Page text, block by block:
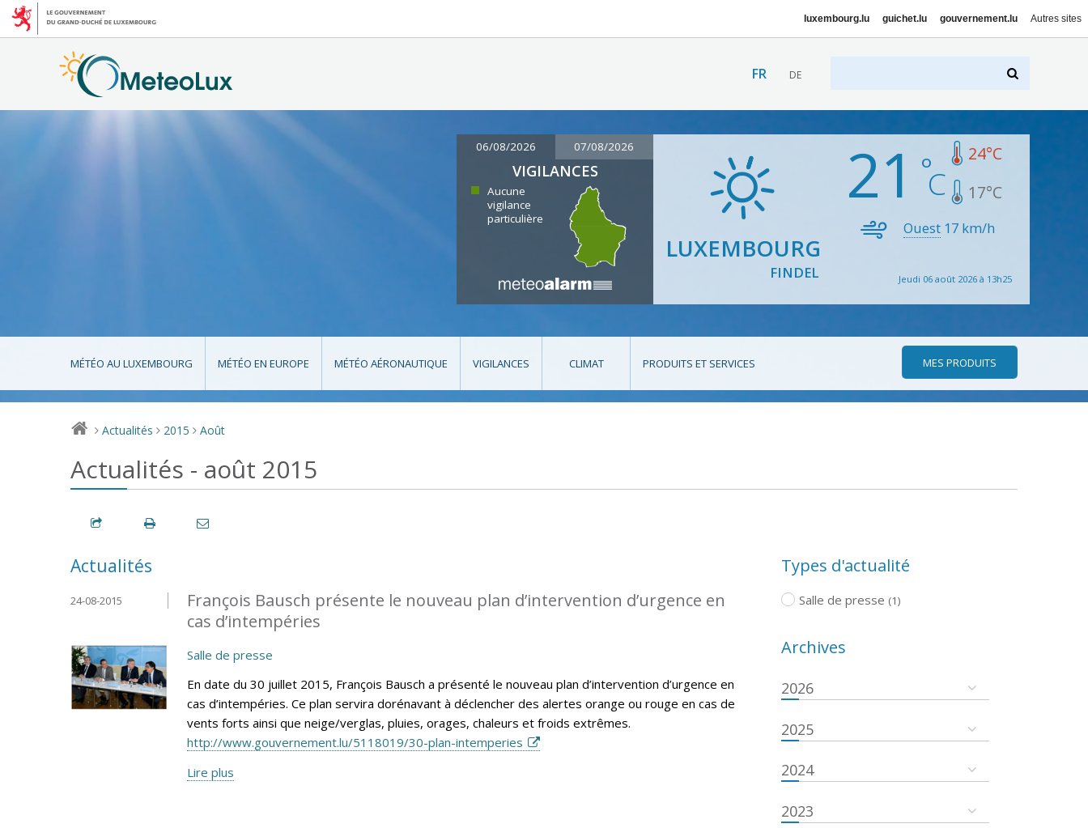
luxembourg.lu guichet.lu gouvernement.lu Autres sites
FR DE
06/08/2026 07/08/2026
VIGILANCES
Aucune
vigilance
particulière
LUXEMBOURG
FINDEL
21 24°C
17°C
Ouest 17 km/h
Jeudi 06 août 2026 à 13h25
MÉTÉO AU LUXEMBOURG MÉTÉO EN EUROPE MÉTÉO AÉRONAUTIQUE VIGILANCES CLIMAT PRODUITS ET SERVICES MES PRODUITS
> Actualités > 2015 > Août
Actualités - août 2015
Actualités
François Bausch présente le nouveau plan d’intervention d’urgence en
cas d’intempéries
24-08-2015
Salle de presse
En date du 30 juillet 2015, François Bausch a présenté le nouveau plan d’intervention d’urgence en
cas d’intempéries. Ce plan servira dorénavant à déclencher des alertes orange ou rouge en cas de
vents forts ainsi que neige/verglas, pluies, orages, chaleurs et froids extrêmes.
http://www.gouvernement.lu/5118019/30-plan-intemperies
Lire plus
Types d'actualité
Salle de presse (1)
Archives
2026
2025
2024
2023